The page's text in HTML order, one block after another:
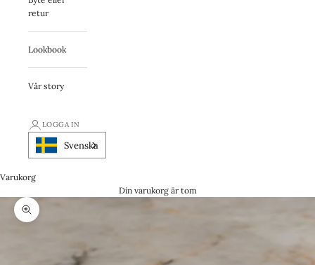
retur
Lookbook
Vår story
LOGGA IN
Svenska
Varukorg
Din varukorg är tom
Zooma